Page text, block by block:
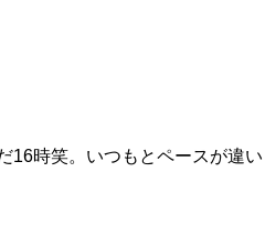
16時笑。いつもとペースが違い